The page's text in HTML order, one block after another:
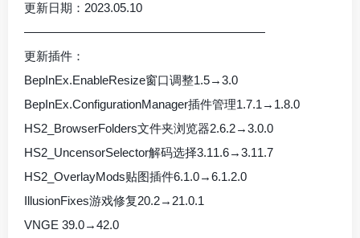
更新日期：2023.05.10
————————————————————
更新插件：
BepInEx.EnableResize窗口调整1.5→3.0
BepInEx.ConfigurationManager插件管理1.7.1→1.8.0
HS2_BrowserFolders文件夹浏览器2.6.2→3.0.0
HS2_UncensorSelector解码选择3.11.6→3.11.7
HS2_OverlayMods贴图插件6.1.0→6.1.2.0
IllusionFixes游戏修复20.2→21.0.1
VNGE 39.0→42.0